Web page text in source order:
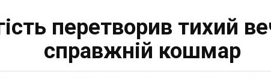
перетворив тихий
справжній кошмар